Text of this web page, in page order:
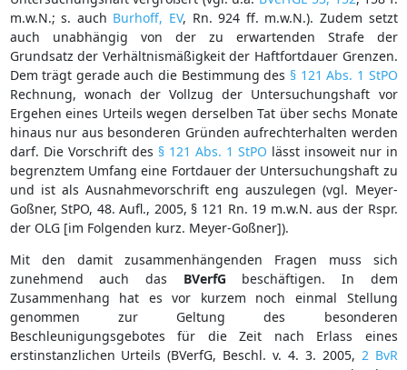
m.w.N.; s. auch Burhoff, EV, Rn. 924 ff. m.w.N.). Zudem setzt
auch unabhängig von der zu erwartenden Strafe der
Grundsatz der Verhältnismäßigkeit der Haftfortdauer Grenzen.
Dem trägt gerade auch die Bestimmung des § 121 Abs. 1 StPO
Rechnung, wonach der Vollzug der Untersuchungshaft vor
Ergehen eines Urteils wegen derselben Tat über sechs Monate
hinaus nur aus besonderen Gründen aufrechterhalten werden
darf. Die Vorschrift des § 121 Abs. 1 StPO lässt insoweit nur in
begrenztem Umfang eine Fortdauer der Untersuchungshaft zu
und ist als Ausnahmevorschrift eng auszulegen (vgl. Meyer-
Goßner, StPO, 48. Aufl., 2005, § 121 Rn. 19 m.w.N. aus der Rspr.
der OLG [im Folgenden kurz. Meyer-Goßner]).
Mit den damit zusammenhängenden Fragen muss sich
zunehmend auch das BVerfG beschäftigen. In dem
Zusammenhang hat es vor kurzem noch einmal Stellung
genommen zur Geltung des besonderen
Beschleunigungsgebotes für die Zeit nach Erlass eines
erstinstanzlichen Urteils (BVerfG, Beschl. v. 4. 3. 2005, 2 BvR